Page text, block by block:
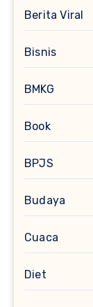
Berita Viral
Bisnis
BMKG
Book
BPJS
Budaya
Cuaca
Diet